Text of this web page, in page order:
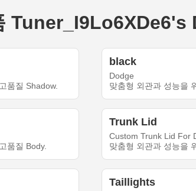
품질 Shadow.
black
Dodge
맞춤형 외관과 성능을
품질 Body.
Trunk Lid
Custom Trunk Lid For
맞춤형 외관과 성능을
Taillights